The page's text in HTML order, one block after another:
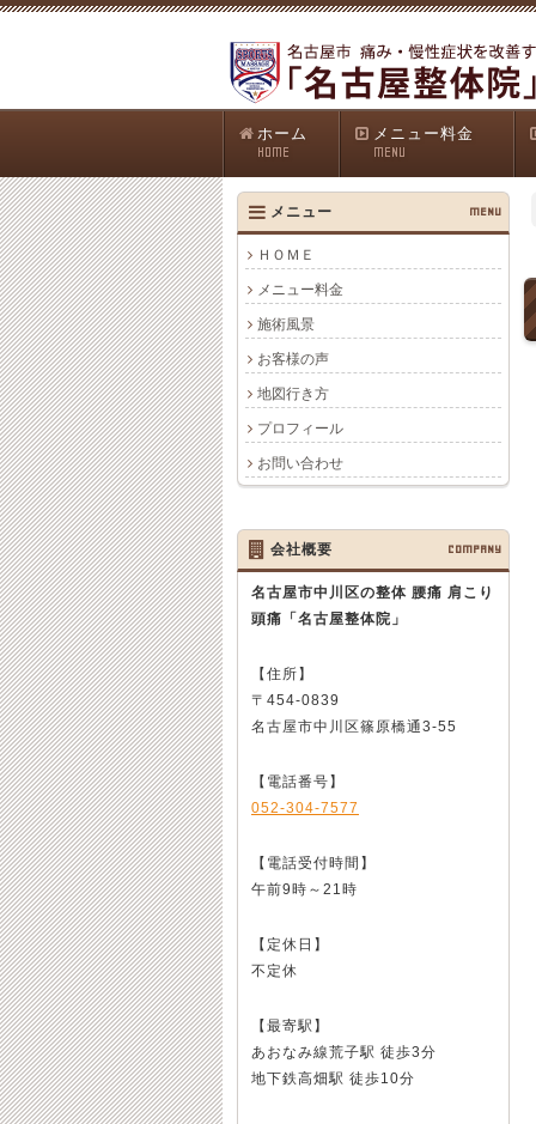
ホーム
HOME
メニュー料金
MENU
メニュー MENU
ＨＯＭＥ
メニュー料金
施術風景
お客様の声
地図行き方
プロフィール
お問い合わせ
会社概要 COMPANY
名古屋市中川区の整体 腰痛 肩こり
頭痛 「名古屋整体院」
【住所】
〒454-0839
名古屋市中川区篠原橋通3-55
【電話番号】
052-304-7577
【電話受付時間】
午前9時～21時
【定休日】
不定休
【最寄駅】
あおなみ線荒子駅 徒歩3分
地下鉄高畑駅 徒歩10分